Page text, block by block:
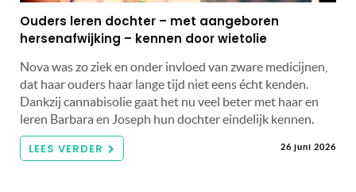
Ouders leren dochter – met aangeboren
hersenafwijking – kennen door wietolie
Nova was zo ziek en onder invloed van zware medicijnen,
dat haar ouders haar lange tijd niet eens écht kenden.
Dankzij cannabisolie gaat het nu veel beter met haar en
leren Barbara en Joseph hun dochter eindelijk kennen.
LEES VERDER 26 juni 2026